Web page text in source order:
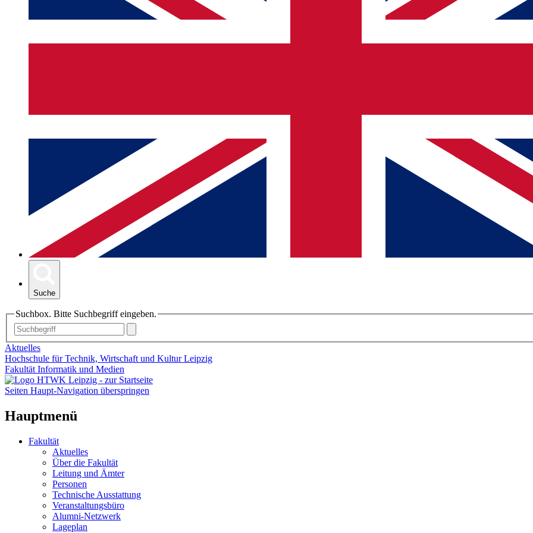
Suche
Suchbox. Bitte Suchbegriff eingeben.
Aktuelles
Hochschule für Technik, Wirtschaft und Kultur Leipzig
Fakultät Informatik und Medien
Seiten Haupt-Navigation überspringen
Hauptmenü
Fakultät
Aktuelles
Über die Fakultät
Leitung und Ämter
Personen
Technische Ausstattung
Veranstaltungsbüro
Alumni-Netzwerk
Lageplan